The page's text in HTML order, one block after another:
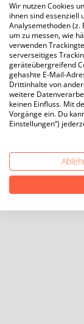
Wir nutzen Cookies
ihnen sind essenziell
Analysemethoden (z.
um zu messen, wie
verwenden
serverseitiges
geräteübergreifend
gehashte E-Mail-
Drittinhalte von
weitere
keinen Einfluss. Mit
Vorgänge ein. Du
Einstellungen“)